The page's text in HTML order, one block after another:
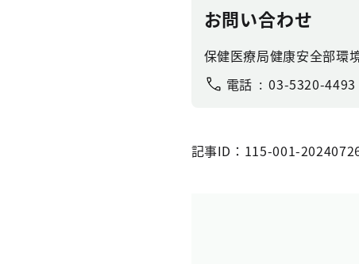
お問い合わせ
保健医療局健康安全部環
電話
03-5320-4493
記事ID：115-001-